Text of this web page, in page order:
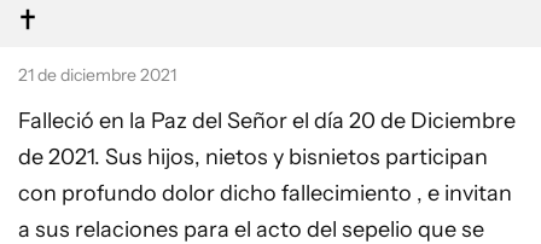
ESTADOS UNIDOS
21 de diciembre 2021
Falleció en la Paz del Señor el día 20 de Diciembre
de 2021. Sus hijos, nietos y bisnietos participan
con profundo dolor dicho fallecimiento , e invitan
a sus relaciones para el acto del sepelio que se